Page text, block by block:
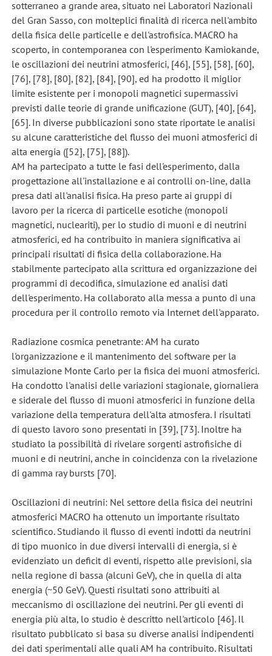
sotterraneo a grande area, situato nei Laboratori Nazionali
del Gran Sasso, con molteplici finalità di ricerca nell'ambito
della fisica delle particelle e dell'astrofisica. MACRO ha
scoperto, in contemporanea con l'esperimento Kamiokande,
le oscillazioni dei neutrini atmosferici, [46], [55], [58], [60],
[76], [78], [80], [82], [84], [90], ed ha prodotto il miglior
limite esistente per i monopoli magnetici supermassivi
previsti dalle teorie di grande unificazione (GUT), [40], [64],
[65]. In diverse pubblicazioni sono state riportate le analisi
su alcune caratteristiche del flusso dei muoni atmosferici di
alta energia ([52], [75], [88]).
AM ha partecipato a tutte le fasi dell'esperimento, dalla
progettazione all'installazione e ai controlli on-line, dalla
presa dati all'analisi fisica. Ha preso parte ai gruppi di
lavoro per la ricerca di particelle esotiche (monopoli
magnetici, nucleariti), per lo studio di muoni e di neutrini
atmosferici, ed ha contribuito in maniera significativa ai
principali risultati di fisica della collaborazione. Ha
stabilmente partecipato alla scrittura ed organizzazione dei
programmi di decodifica, simulazione ed analisi dati
dell'esperimento. Ha collaborato alla messa a punto di una
procedura per il controllo remoto via Internet dell'apparato.
Radiazione cosmica penetrante: AM ha curato
l'organizzazione e il mantenimento del software per la
simulazione Monte Carlo per la fisica dei muoni atmosferici.
Ha condotto l'analisi delle variazioni stagionale, giornaliera
e siderale del flusso di muoni atmosferici in funzione della
variazione della temperatura dell'alta atmosfera. I risultati
di questo lavoro sono presentati in [39], [73]. Inoltre ha
studiato la possibilità di rivelare sorgenti astrofisiche di
muoni e di neutrini, anche in coincidenza con la rivelazione
di gamma ray bursts [70].
Oscillazioni di neutrini: Nel settore della fisica dei neutrini
atmosferici MACRO ha ottenuto un importante risultato
scientifico. Studiando il flusso di eventi indotti da neutrini
di tipo muonico in due diversi intervalli di energia, si è
evidenziato un deficit di eventi, rispetto alle previsioni, sia
nella regione di bassa (alcuni GeV), che in quella di alta
energia (~50 GeV). Questi risultati sono attribuiti al
meccanismo di oscillazione dei neutrini. Per gli eventi di
energia più alta, lo studio è descritto nell'articolo [46]. Il
risultato pubblicato si basa su diverse analisi indipendenti
dei dati sperimentali alle quali AM ha contribuito. Risultati